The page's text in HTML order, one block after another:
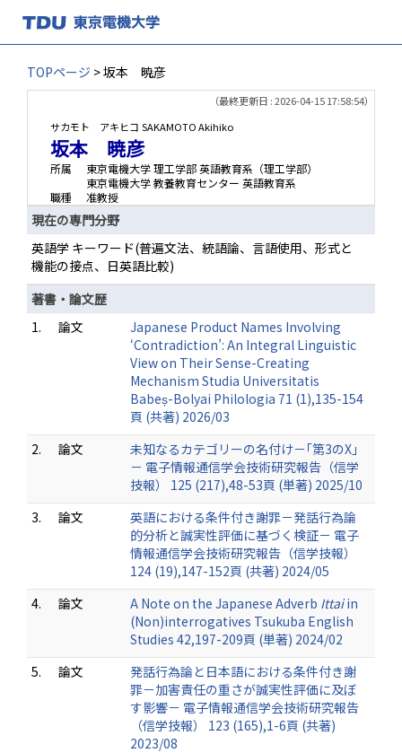
TOPページ > 坂本 暁彦
（最終更新日 : 2026-04-15 17:58:54）
サカモト アキヒコ SAKAMOTO Akihiko
坂本 暁彦
所属
東京電機大学 理工学部 英語教育系（理工学部）
東京電機大学 教養教育センター 英語教育系
職種
准教授
現在の専門分野
英語学 キーワード(普遍文法、統語論、言語使用、形式と
機能の接点、日英語比較)
著書・論文歴
1.
論文
Japanese Product Names Involving
‘Contradiction’: An Integral Linguistic
View on Their Sense-Creating
Mechanism Studia Universitatis
Babeș-Bolyai Philologia 71 (1),135-154
頁 (共著) 2026/03
2.
論文
未知なるカテゴリーの名付け－｢第3のX｣
－ 電子情報通信学会技術研究報告（信学
技報） 125 (217),48-53頁 (単著) 2025/10
3.
論文
英語における条件付き謝罪－発話行為論
的分析と誠実性評価に基づく検証－ 電子
情報通信学会技術研究報告（信学技報）
124 (19),147-152頁 (共著) 2024/05
4.
論文 A Note on the Japanese Adverb Ittaiin
(Non)interrogatives Tsukuba English
Studies 42,197-209頁 (単著) 2024/02
5.
論文
発話行為論と日本語における条件付き謝
罪－加害責任の重さが誠実性評価に及ぼ
す影響－ 電子情報通信学会技術研究報告
（信学技報） 123 (165),1-6頁 (共著)
2023/08